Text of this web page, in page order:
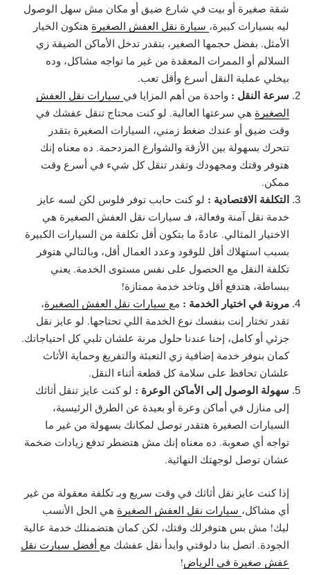
شقة صغيرة أو بيت في شارع ضيق أو مكان مش سهل الوصول
ليه بسيارات كبيرة، سيارة نقل العفش الصغيرة هتكون الخيار
الأمثل. بفضل حجمها الصغير، بتقدر تدخل الأماكن الضيقة زي
السلالم أو الممرات المعقدة من غير ما تواجه مشاكل، وده
بيخلي عملية النقل أسرع وأقل تعب.
سرعة النقل : واحدة من أهم المزايا في سيارات نقل العفش
الصغيرة هي سرعتها العالية. لو كنت محتاج تنقل عفشك في
وقت ضيق أو عندك ضغط زمني، السيارات الصغيرة بتقدر
تتحرك بسهولة بين الأزقة والشوارع المزدحمة. ده معناه إنك
هتوفر وقتك ومجهودك وتقدر تنقل كل شيء في أسرع وقت
ممكن.
التكلفة الاقتصادية : لو كنت حابب توفر فلوس لكن لسه عايز
خدمة نقل آمنة وفعالة، فـ سيارات نقل العفش الصغيرة هي
الاختيار المثالي. عادةً ما بتكون أقل تكلفة من السيارات الكبيرة
بسبب استهلاك أقل للوقود وعدد العمال أقل، وبالتالي هتوفر
تكلفة النقل مع الحصول على نفس مستوى الخدمة. يعني
ببساطة، هتدفع أقل وتاخد خدمة ممتازة!
مرونة في اختيار الخدمة : مع سيارات نقل العفش الصغيرة،
تقدر تختار إنت بنفسك نوع الخدمة اللي تحتاجها. لو عايز نقل
جزئي أو كامل، إحنا عندنا حلول مرنة علشان تلبي كل احتياجاتك.
كمان بنوفر خدمة إضافية زي التعبئة والتفريغ وحماية الأثاث
علشان تحافظ على سلامة كل قطعة أثناء النقل.
سهولة الوصول إلى الأماكن الوعرة : لو كنت عايز تنقل أثاثك
إلى منازل في أماكن وعرة أو بعيدة عن الطرق الرئيسية،
السيارات الصغيرة هتقدر توصل لمكانك بسهولة من غير ما
تواجه أي صعوبة. ده معناه إنك مش هتضطر تدفع زيادات ضخمة
عشان توصل لوجهتك النهائية.
إذا كنت عايز نقل أثاثك في وقت سريع وبـ تكلفة معقولة من غير
أي مشاكل، سيارات نقل العفش الصغيرة هي الحل الأنسب
ليك! مش بس هتوفرلك وقتك، لكن كمان هتضمنلك خدمة عالية
الجودة. اتصل بنا دلوقتي وابدأ نقل عفشك مع أفضل سيارت نقل
عفش صغيرة في الرياض!